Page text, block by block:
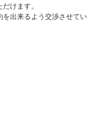
けます。
を出来るよう交渉させてい